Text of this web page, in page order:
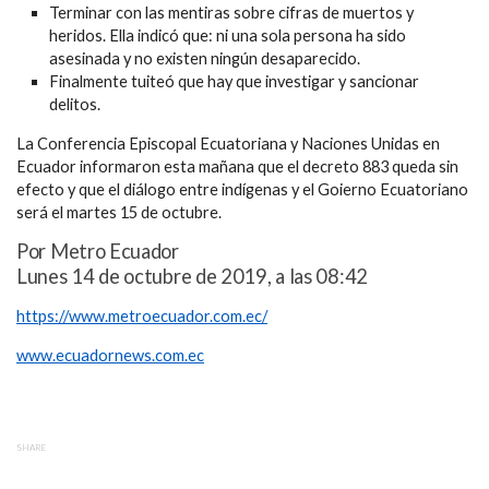
Terminar con las mentiras sobre cifras de muertos y
heridos. Ella indicó que: ni una sola persona ha sido
asesinada y no existen ningún desaparecido.
Finalmente tuiteó que hay que investigar y sancionar
delitos.
La Conferencia Episcopal Ecuatoriana y Naciones Unidas en
Ecuador informaron esta mañana que el decreto 883 queda sin
efecto y que el diálogo entre indígenas y el Goierno Ecuatoriano
será el martes 15 de octubre.
Por Metro Ecuador
Lunes 14 de octubre de 2019, a las 08:42
https://www.metroecuador.com.ec/
www.ecuadornews.com.ec
SHARE